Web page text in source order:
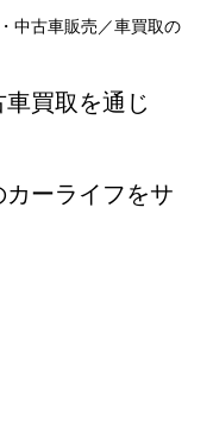
中古車販売／車買取の
買取を通じ
ーライフをサ